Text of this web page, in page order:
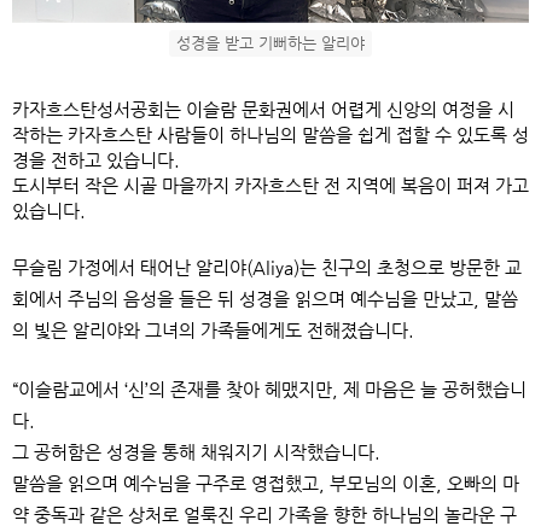
성경을 받고 기뻐하는 알리야
카자흐스탄성서공회는 이슬람 문화권에서 어렵게 신앙의 여정을 시
작하는 카자흐스탄 사람들이 하나님의 말씀을 쉽게 접할 수 있도록 성
경을 전하고 있습니다.
도시부터 작은 시골 마을까지 카자흐스탄 전 지역에 복음이 퍼져 가고
있습니다.
무슬림 가정에서 태어난 알리야(Aliya)는 친구의 초청으로 방문한 교
회에서 주님의 음성을 들은 뒤 성경을 읽으며 예수님을 만났고, 말씀
의 빛은 알리야와 그녀의 가족들에게도 전해졌습니다.
“이슬람교에서 ‘신’의 존재를 찾아 헤맸지만, 제 마음은 늘 공허했습니
다.
그 공허함은 성경을 통해 채워지기 시작했습니다.
말씀을 읽으며 예수님을 구주로 영접했고, 부모님의 이혼, 오빠의 마
약 중독과 같은 상처로 얼룩진 우리 가족을 향한 하나님의 놀라운 구